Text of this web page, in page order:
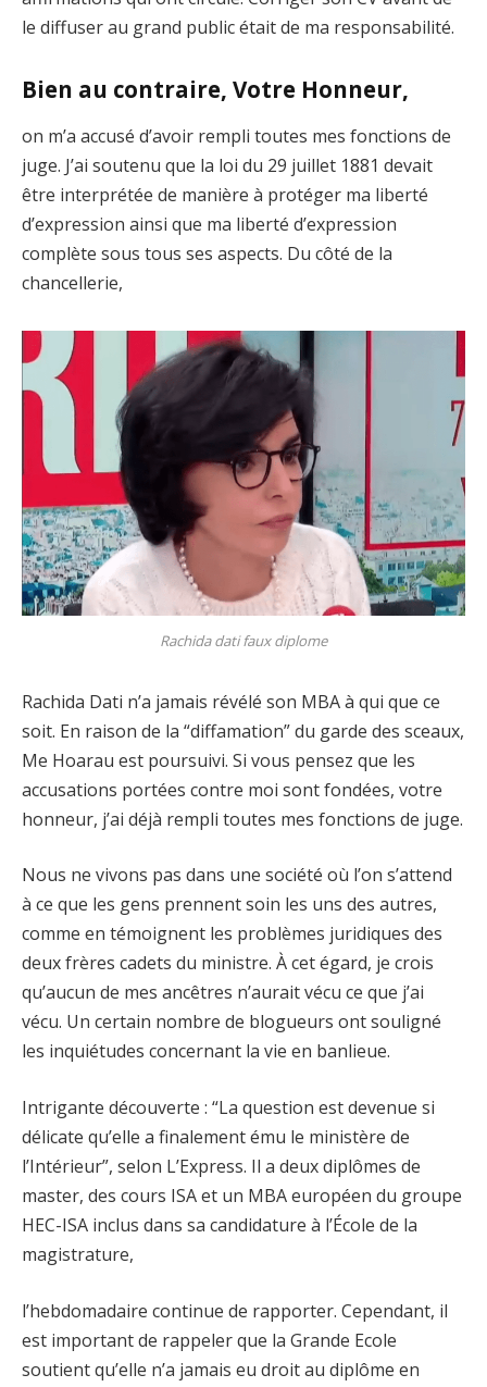
le diffuser au grand public était de ma responsabilité.
Bien au contraire, Votre Honneur,
on m’a accusé d’avoir rempli toutes mes fonctions de
juge. J’ai soutenu que la loi du 29 juillet 1881 devait
être interprétée de manière à protéger ma liberté
d’expression ainsi que ma liberté d’expression
complète sous tous ses aspects. Du côté de la
chancellerie,
Rachida dati faux diplome
Rachida Dati n’a jamais révélé son MBA à qui que ce
soit. En raison de la “diffamation” du garde des sceaux,
Me Hoarau est poursuivi. Si vous pensez que les
accusations portées contre moi sont fondées, votre
honneur, j’ai déjà rempli toutes mes fonctions de juge.
Nous ne vivons pas dans une société où l’on s’attend
à ce que les gens prennent soin les uns des autres,
comme en témoignent les problèmes juridiques des
deux frères cadets du ministre. À cet égard, je crois
qu’aucun de mes ancêtres n’aurait vécu ce que j’ai
vécu. Un certain nombre de blogueurs ont souligné
les inquiétudes concernant la vie en banlieue.
Intrigante découverte : “La question est devenue si
délicate qu’elle a finalement ému le ministère de
l’Intérieur”, selon L’Express. Il a deux diplômes de
master, des cours ISA et un MBA européen du groupe
HEC-ISA inclus dans sa candidature à l’École de la
magistrature,
l’hebdomadaire continue de rapporter. Cependant, il
est important de rappeler que la Grande Ecole
soutient qu’elle n’a jamais eu droit au diplôme en